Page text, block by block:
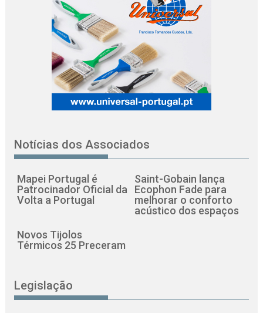
Notícias dos Associados
Mapei Portugal é
Patrocinador Oficial da
Volta a Portugal
Saint-Gobain lança
Ecophon Fade para
melhorar o conforto
acústico dos espaços
Novos Tijolos
Térmicos 25 Preceram
Legislação